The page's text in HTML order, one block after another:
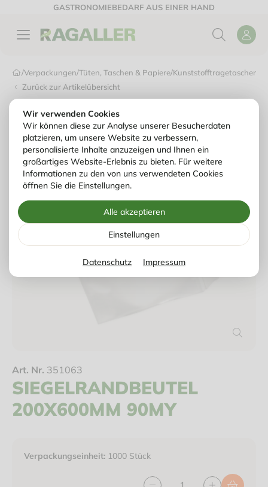
Wir verwenden Cookies
Wir können diese zur Analyse unserer Besucherdaten
platzieren, um unsere Website zu verbessern,
personalisierte Inhalte anzuzeigen und Ihnen ein
großartiges Website-Erlebnis zu bieten. Für weitere
Informationen zu den von uns verwendeten Cookies
öffnen Sie die Einstellungen.
Alle akzeptieren
Einstellungen
Datenschutz Impressum
GASTRONOMIEBEDARF AUS EINER HAND
/Verpackungen/Tüten, Taschen & Papiere/Kunststofftragetaschen &
Zurück zur Artikelübersicht
Art. Nr. 351063
SIEGELRANDBEUTEL
200X600MM 90MY
Verpackungseinheit: 1000 Stück